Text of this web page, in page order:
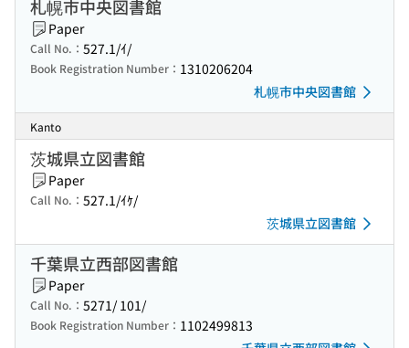
札幌市中央図書館
Paper
Call No.： 527.1/ｲ/
Book Registration Number： 1310206204
札幌市中央図書館
Kanto
茨城県立図書館
Paper
Call No.： 527.1/ｲｹ/
茨城県立図書館
千葉県立西部図書館
Paper
Call No.： 5271/ 101/
Book Registration Number： 1102499813